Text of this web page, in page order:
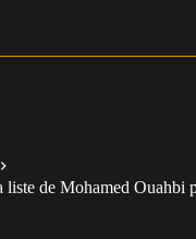
liste de Mohamed Ouahbi